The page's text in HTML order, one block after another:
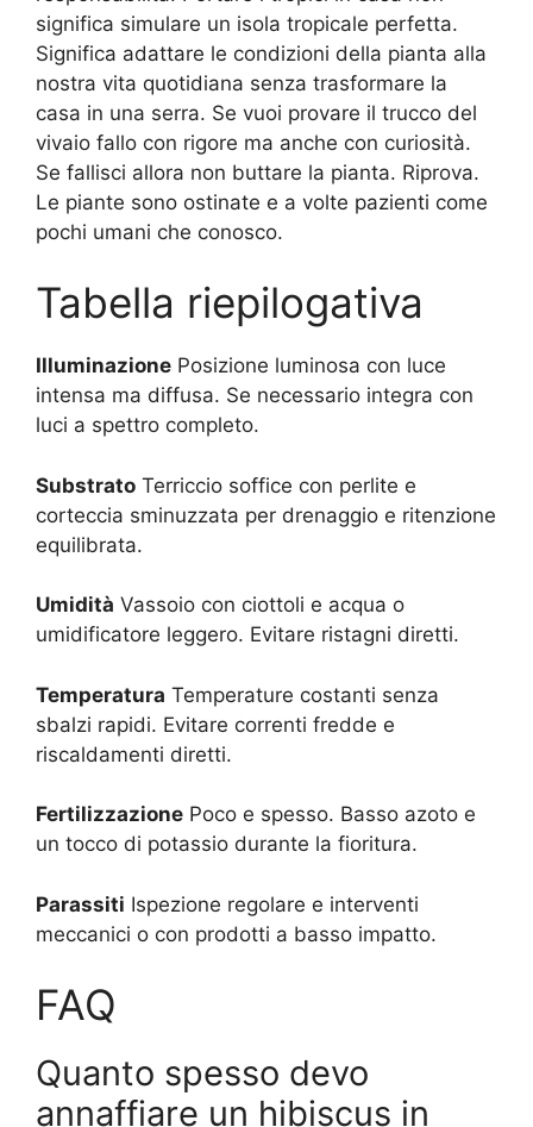
significa simulare un isola tropicale perfetta.
Significa adattare le condizioni della pianta alla
nostra vita quotidiana senza trasformare la
casa in una serra. Se vuoi provare il trucco del
vivaio fallo con rigore ma anche con curiosità.
Se fallisci allora non buttare la pianta. Riprova.
Le piante sono ostinate e a volte pazienti come
pochi umani che conosco.
Tabella riepilogativa
Illuminazione Posizione luminosa con luce
intensa ma diffusa. Se necessario integra con
luci a spettro completo.
Substrato Terriccio soffice con perlite e
corteccia sminuzzata per drenaggio e ritenzione
equilibrata.
Umidità Vassoio con ciottoli e acqua o
umidificatore leggero. Evitare ristagni diretti.
Temperatura Temperature costanti senza
sbalzi rapidi. Evitare correnti fredde e
riscaldamenti diretti.
Fertilizzazione Poco e spesso. Basso azoto e
un tocco di potassio durante la fioritura.
Parassiti Ispezione regolare e interventi
meccanici o con prodotti a basso impatto.
FAQ
Quanto spesso devo
annaffiare un hibiscus in